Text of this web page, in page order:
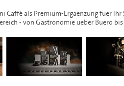
Caffè als Premium-Ergaenzung fuer
- von Gastronomie ueber Buero